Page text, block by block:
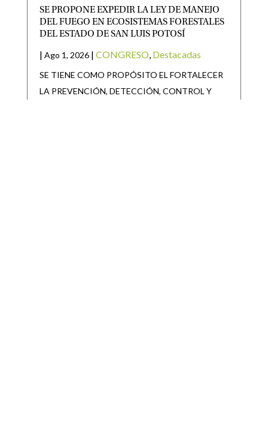
SE PROPONE EXPEDIR LA LEY DE MANEJO
DEL FUEGO EN ECOSISTEMAS FORESTALES
DEL ESTADO DE SAN LUIS POTOSÍ
| Ago 1, 2026 | CONGRESO, Destacadas
SE TIENE COMO PROPÓSITO EL FORTALECER
LA PREVENCIÓN, DETECCIÓN, CONTROL Y